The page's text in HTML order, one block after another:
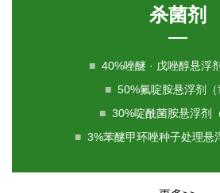
杀菌剂
■ 40%唑醚 · 戊唑醇悬浮
■ 50%氟啶胺悬浮剂（
■ 30%啶酰菌胺悬浮剂
■ 3%苯醚甲环唑种子处理悬